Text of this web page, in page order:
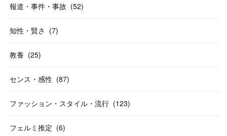
報道・事件・事故 (52)
知性・賢さ (7)
教養 (25)
センス・感性 (87)
ファッション・スタイル・流行 (123)
フェルミ推定 (6)